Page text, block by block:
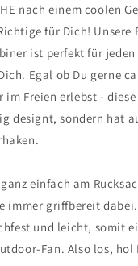
nach einem coolen
für Dich! Unsere
ist perfekt für
Egal ob Du gerne
im Freien erlebst -
designt, sondern hat
ganz einfach am
immer griffbereit
und leicht, somit
Fan. Also los, hol